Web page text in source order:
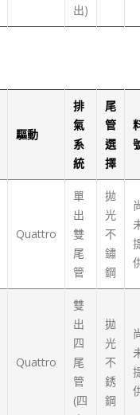
出)
驅動
排
氣
系
統
尾
管
選
擇
Quattro
單
出
雙
尾
管
拋
光
不
鏽
鋼
Quattro
雙
出
四
尾
管
(四
拋
光
不
銹
鋼